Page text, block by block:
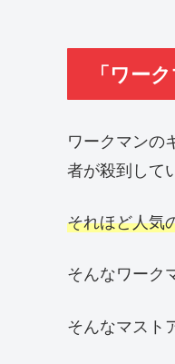
「ワー
ワークマンの
者が殺到して
それほど人気
そんなワーク
そんなマスト